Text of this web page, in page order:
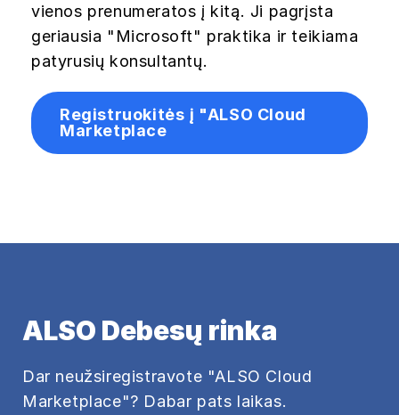
vienos prenumeratos į kitą. Ji pagrįsta
geriausia "Microsoft" praktika ir teikiama
patyrusių konsultantų.
Registruokitės į "ALSO Cloud
Marketplace
ALSO Debesų rinka
Dar neužsiregistravote "ALSO Cloud
Marketplace"? Dabar pats laikas.